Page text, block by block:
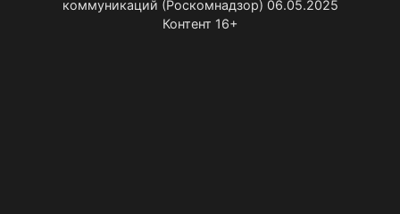
коммуникаций (Роскомнадзор) 06.05.2025
Контент 16+